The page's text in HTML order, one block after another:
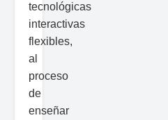
tecnológicas
interactivas
flexibles,
al
proceso
de
enseñar